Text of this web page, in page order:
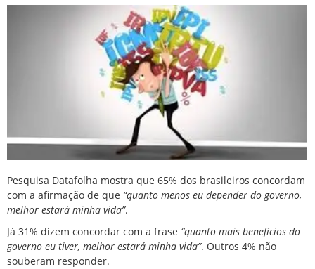
Pesquisa Datafolha mostra que 65% dos brasileiros concordam
com a afirmação de que “quanto menos eu depender do governo,
melhor estará minha vida”.
Já 31% dizem concordar com a frase “quanto mais benefícios do
governo eu tiver, melhor estará minha vida”. Outros 4% não
souberam responder.